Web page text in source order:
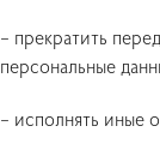
– прекратить
персональные
– исполнять иные